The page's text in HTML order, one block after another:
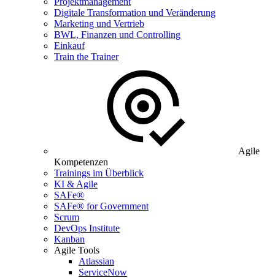
Digitale Transformation und Veränderung
Marketing und Vertrieb
BWL, Finanzen und Controlling
Einkauf
Train the Trainer
Agile
Kompetenzen
Trainings im Überblick
KI & Agile
SAFe®
SAFe® for Government
Scrum
DevOps Institute
Kanban
Agile Tools
Atlassian
ServiceNow